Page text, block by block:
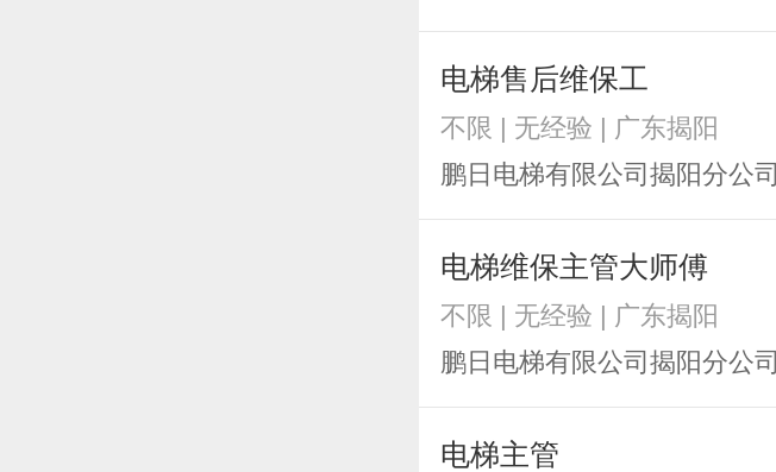
电梯售后维保工
不限 | 无经验 | 广东揭阳
鹏日电梯有限公司揭阳分公司
电梯维保主管大师傅
不限 | 无经验 | 广东揭阳
鹏日电梯有限公司揭阳分公司
电梯主管